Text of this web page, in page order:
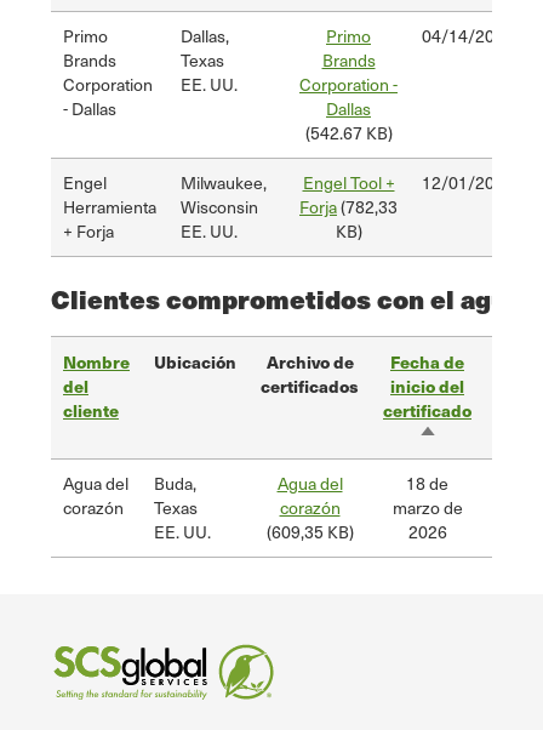
Primo
Brands
Corporation
- Dallas
Dallas,
Texas
EE. UU.
Primo
Brands
Corporation -
Dallas
(542.67 KB)
04/14/2025
Engel
Herramienta
+ Forja
Milwaukee,
Wisconsin
EE. UU.
Engel Tool +
Forja(782,33
KB)
12/01/2025
Clientes comprometidos con el agua
Nombre
del
cliente
Ubicación
Archivo de
certificados
Fecha de
inicio del
certificado
Ordenación
descendente
Agua del
corazón
Buda,
Texas
EE. UU.
Agua del
corazón
(609,35 KB)
18 de
marzo de
2026